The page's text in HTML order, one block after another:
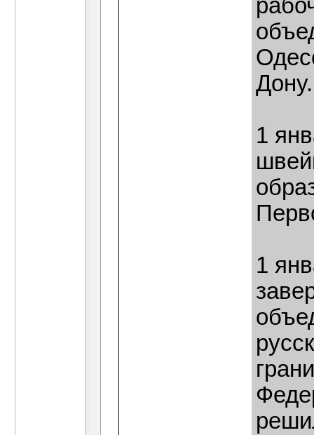
Дону.
1
1